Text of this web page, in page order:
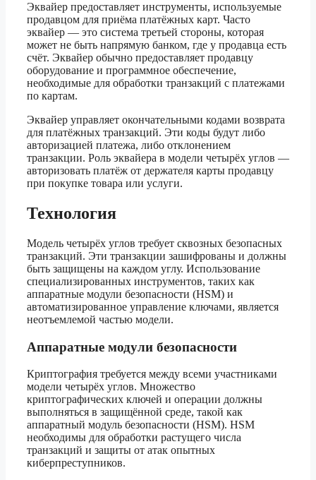
Эквайер предоставляет инструменты, используемые
продавцом для приёма платёжных карт. Часто
эквайер — это система третьей стороны, которая
может не быть напрямую банком, где у продавца есть
счёт. Эквайер обычно предоставляет продавцу
оборудование и программное обеспечение,
необходимые для обработки транзакций с платежами
по картам.
Эквайер управляет окончательными кодами возврата
для платёжных транзакций. Эти коды будут либо
авторизацией платежа, либо отклонением
транзакции. Роль эквайера в модели четырёх углов —
авторизовать платёж от держателя карты продавцу
при покупке товара или услуги.
Технология
Модель четырёх углов требует сквозных безопасных
транзакций. Эти транзакции зашифрованы и должны
быть защищены на каждом углу. Использование
специализированных инструментов, таких как
аппаратные модули безопасности (HSM) и
автоматизированное управление ключами, является
неотъемлемой частью модели.
Аппаратные модули безопасности
Криптография требуется между всеми участниками
модели четырёх углов. Множество
криптографических ключей и операции должны
выполняться в защищённой среде, такой как
аппаратный модуль безопасности (HSM). HSM
необходимы для обработки растущего числа
транзакций и защиты от атак опытных
киберпреступников.